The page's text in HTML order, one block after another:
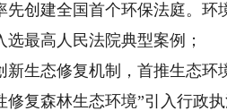
建全国首个环保法庭。环境
选最高人民法院典型案例；
态修复机制，首推生态环
修复森林生态环境”引入行政执